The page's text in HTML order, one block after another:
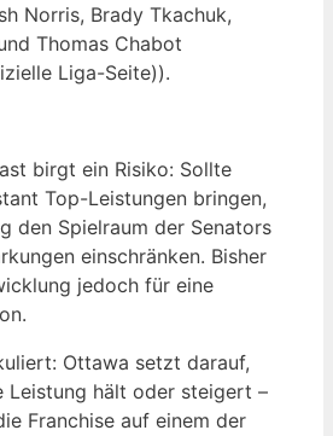
Norris, Brady Tkachuk,
Thomas Chabot
Liga-Seite)).
birgt ein Risiko: Sollte
Top-Leistungen bringen,
den Spielraum der Senators
einschränken. Bisher
jedoch für eine
Ottawa setzt darauf,
Leistung hält oder steigert –
Franchise auf einem der